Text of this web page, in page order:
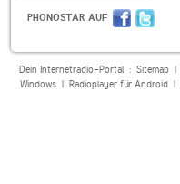
PHONOSTAR AUF
Dein Internetradio-Portal : Sitemap|
Windows| Radioplayer für Android|